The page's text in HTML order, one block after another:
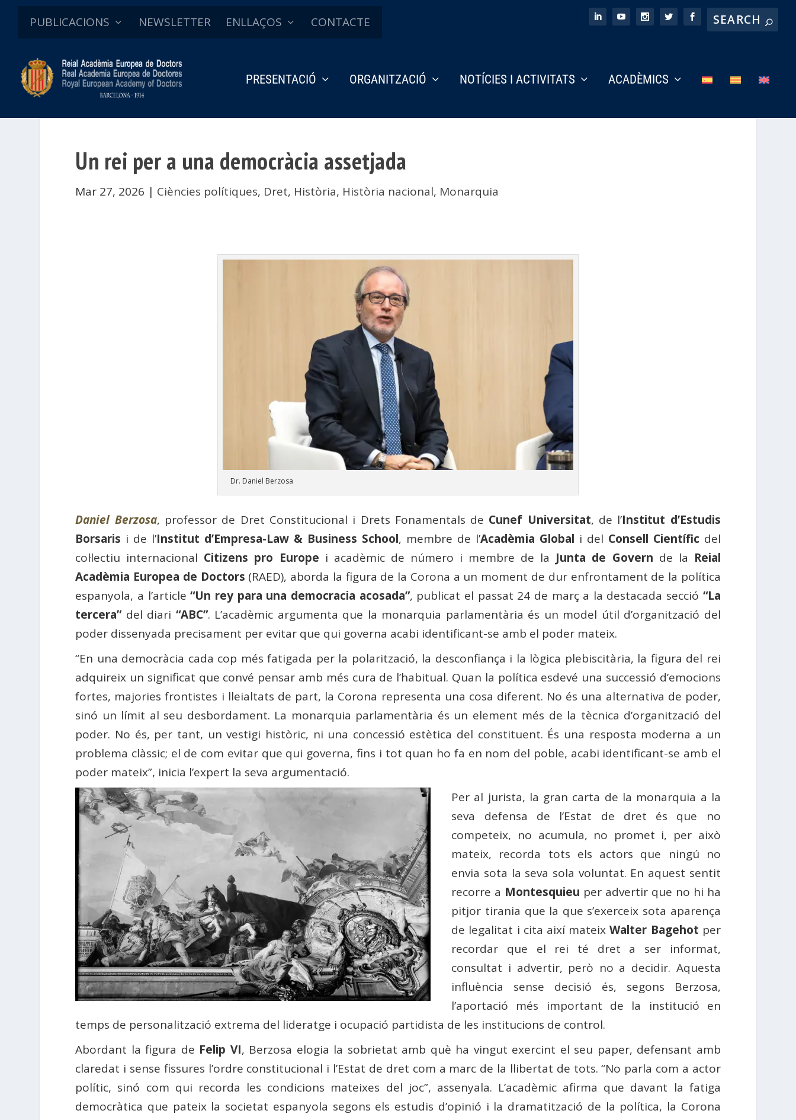
PUBLICACIONS NEWSLETTER ENLLAÇOS CONTACTE
PRESENTACIÓ ORGANITZACIÓ NOTÍCIES I ACTIVITATS ACADÈMICS
Un rei per a una democràcia assetjada
Mar 27, 2026 | Ciències polítiques, Dret, Història, Història nacional, Monarquia
Dr. Daniel Berzosa
Daniel Berzosa, professor de Dret Constitucional i Drets Fonamentals de Cunef Universitat, de l’Institut d’Estudis
Borsaris i de l’Institut d’Empresa-Law & Business School, membre de l’Acadèmia Global i del Consell Científic del
col·lectiu internacional Citizens pro Europe i acadèmic de número i membre de la Junta de Govern de la Reial
Acadèmia Europea de Doctors (RAED), aborda la figura de la Corona a un moment de dur enfrontament de la política
espanyola, a l’article“Un rey para una democracia acosada”, publicat el passat 24 de març a la destacada secció “La
tercera”del diari “ABC”. L’acadèmic argumenta que la monarquia parlamentària és un model útil d’organització del
poder dissenyada precisament per evitar que qui governa acabi identificant-se amb el poder mateix.
“En una democràcia cada cop més fatigada per la polarització, la desconfiança i la lògica plebiscitària, la figura del rei
adquireix un significat que convé pensar amb més cura de l’habitual. Quan la política esdevé una successió d’emocions
fortes, majories frontistes i lleialtats de part, la Corona representa una cosa diferent. No és una alternativa de poder,
sinó un límit al seu desbordament. La monarquia parlamentària és un element més de la tècnica d’organització del
poder. No és, per tant, un vestigi històric, ni una concessió estètica del constituent. És una resposta moderna a un
problema clàssic; el de com evitar que qui governa, fins i tot quan ho fa en nom del poble, acabi identificant-se amb el
poder mateix”, inicia l’expert la seva argumentació.
Per al jurista, la gran carta de la monarquia a la
seva defensa de l’Estat de dret és que no
competeix, no acumula, no promet i, per això
mateix, recorda tots els actors que ningú no
envia sota la seva sola voluntat. En aquest sentit
recorre a Montesquieu per advertir que no hi ha
pitjor tirania que la que s’exerceix sota aparença
de legalitat i cita així mateixWalter Bagehot per
recordar que el rei té dret a ser informat,
consultat i advertir, però no a decidir. Aquesta
influència sense decisió és, segons Berzosa,
l’aportació més important de la institució en
temps de personalització extrema del lideratge i ocupació partidista de les institucions de control.
Abordant la figura de Felip VI, Berzosa elogia la sobrietat amb què ha vingut exercint el seu paper, defensant amb
claredat i sense fissures l’ordre constitucional i l’Estat de dret com a marc de la llibertat de tots. “No parla com a actor
polític, sinó com qui recorda les condicions mateixes del joc”, assenyala. L’acadèmic afirma que davant la fatiga
democràtica que pateix la societat espanyola segons els estudis d’opinió i la dramatització de la política, la Corona